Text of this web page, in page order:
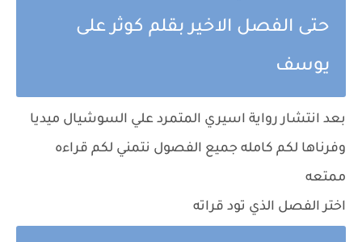
حتى الفصل الاخير بقلم كوثر على
يوسف
بعد انتشار رواية اسيري المتمرد علي السوشيال ميديا
وفرناها لكم كامله جميع الفصول نتمني لكم قراءه
ممتعه
اختر الفصل الذي تود قراته